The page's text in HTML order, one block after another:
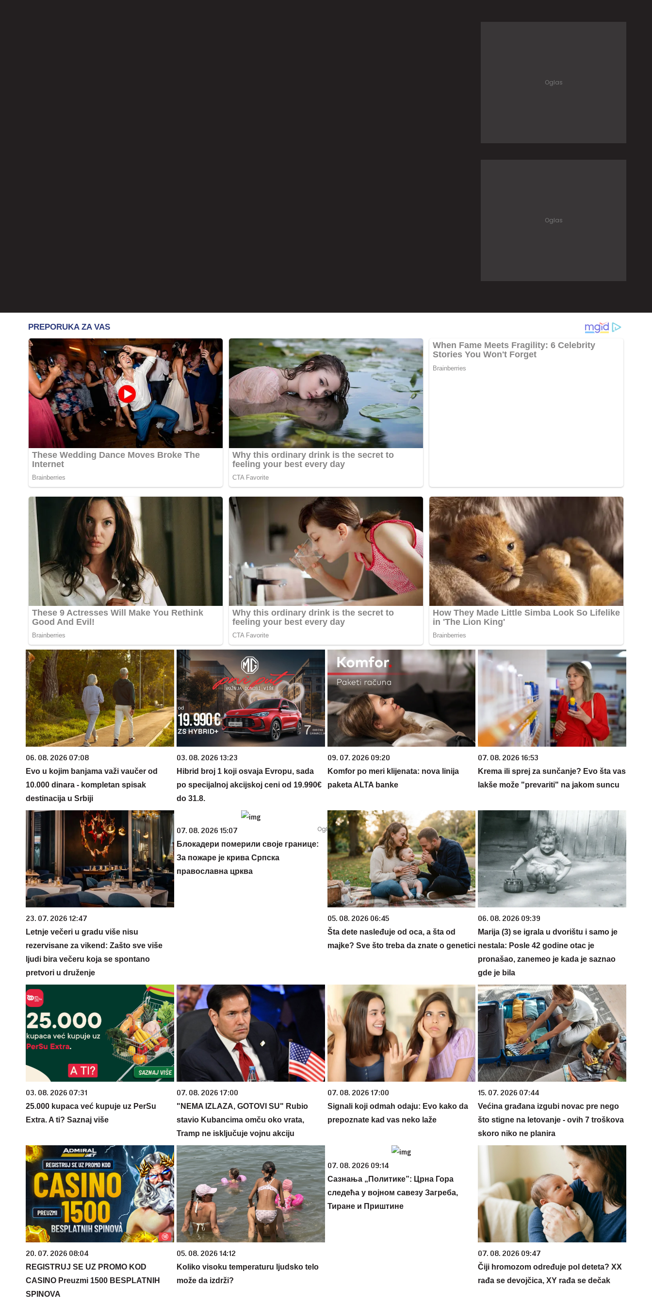
06. 08. 2026 07:08
Evo u kojim banjama važi vaučer od
10.000 dinara - kompletan spisak
destinacija u Srbiji
03. 08. 2026 13:23
Hibrid broj 1 koji osvaja Evropu, sada
po specijalnoj akcijskoj ceni od 19.990€
do 31.8.
09. 07. 2026 09:20
Komfor po meri klijenata: nova linija
paketa ALTA banke
07. 08. 2026 16:53
Krema ili sprej za sunčanje? Evo šta vas
lakše može "prevariti" na jakom suncu
23. 07. 2026 12:47
Letnje večeri u gradu više nisu
rezervisane za vikend: Zašto sve više
ljudi bira večeru koja se spontano
pretvori u druženje
07. 08. 2026 15:07
Блокадери померили своје границе:
За пожаре је крива Српска
православна црква
05. 08. 2026 06:45
Šta dete nasleđuje od oca, a šta od
majke? Sve što treba da znate o genetici
06. 08. 2026 09:39
Marija (3) se igrala u dvorištu i samo je
nestala: Posle 42 godine otac je
pronašao, zanemeo je kada je saznao
gde je bila
03. 08. 2026 07:31
25.000 kupaca već kupuje uz PerSu
Extra. A ti? Saznaj više
07. 08. 2026 17:00
"NEMA IZLAZA, GOTOVI SU" Rubio
stavio Kubancima omču oko vrata,
Tramp ne isključuje vojnu akciju
07. 08. 2026 17:00
Signali koji odmah odaju: Evo kako da
prepoznate kad vas neko laže
15. 07. 2026 07:44
Većina građana izgubi novac pre nego
što stigne na letovanje - ovih 7 troškova
skoro niko ne planira
20. 07. 2026 08:04
REGISTRUJ SE UZ PROMO KOD
CASINO Preuzmi 1500 BESPLATNIH
SPINOVA
05. 08. 2026 14:12
Koliko visoku temperaturu ljudsko telo
može da izdrži?
07. 08. 2026 09:14
Сазнања „Политике”: Црна Гора
следећа у војном савезу Загреба,
Тиране и Приштине
07. 08. 2026 09:47
Čiji hromozom određuje pol deteta? XX
rađa se devojčica, XY rađa se dečak